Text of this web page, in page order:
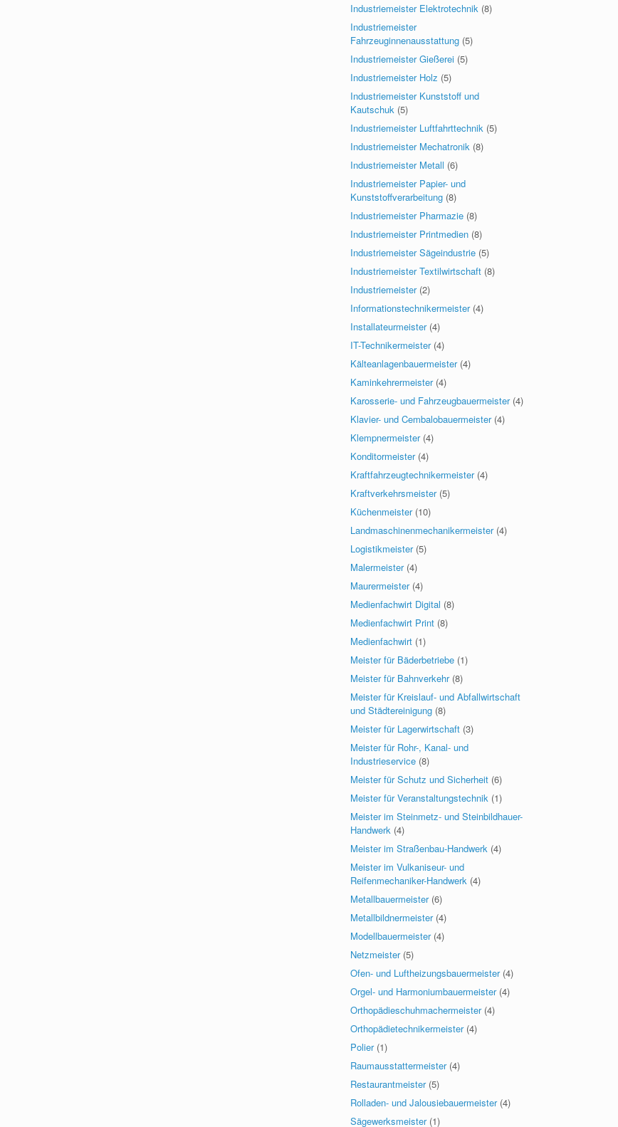
Industriemeister Elektrotechnik (8)
Industriemeister
Fahrzeuginnenausstattung (5)
Industriemeister Gießerei (5)
Industriemeister Holz (5)
Industriemeister Kunststoff und
Kautschuk (5)
Industriemeister Luftfahrttechnik (5)
Industriemeister Mechatronik (8)
Industriemeister Metall (6)
Industriemeister Papier- und
Kunststoffverarbeitung (8)
Industriemeister Pharmazie (8)
Industriemeister Printmedien (8)
Industriemeister Sägeindustrie (5)
Industriemeister Textilwirtschaft (8)
Industriemeister (2)
Informationstechnikermeister (4)
Installateurmeister (4)
IT-Technikermeister (4)
Kälteanlagenbauermeister (4)
Kaminkehrermeister (4)
Karosserie- und Fahrzeugbauermeister (4)
Klavier- und Cembalobauermeister (4)
Klempnermeister (4)
Konditormeister (4)
Kraftfahrzeugtechnikermeister (4)
Kraftverkehrsmeister (5)
Küchenmeister (10)
Landmaschinenmechanikermeister (4)
Logistikmeister (5)
Malermeister (4)
Maurermeister (4)
Medienfachwirt Digital (8)
Medienfachwirt Print (8)
Medienfachwirt (1)
Meister für Bäderbetriebe (1)
Meister für Bahnverkehr (8)
Meister für Kreislauf- und Abfallwirtschaft
und Städtereinigung (8)
Meister für Lagerwirtschaft (3)
Meister für Rohr-, Kanal- und
Industrieservice (8)
Meister für Schutz und Sicherheit (6)
Meister für Veranstaltungstechnik (1)
Meister im Steinmetz- und Steinbildhauer-
Handwerk (4)
Meister im Straßenbau-Handwerk (4)
Meister im Vulkaniseur- und
Reifenmechaniker-Handwerk (4)
Metallbauermeister (6)
Metallbildnermeister (4)
Modellbauermeister (4)
Netzmeister (5)
Ofen- und Luftheizungsbauermeister (4)
Orgel- und Harmoniumbauermeister (4)
Orthopädieschuhmachermeister (4)
Orthopädietechnikermeister (4)
Polier (1)
Raumausstattermeister (4)
Restaurantmeister (5)
Rolladen- und Jalousiebauermeister (4)
Sägewerksmeister (1)